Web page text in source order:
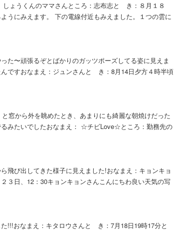
ょうくんのママさんところ：志布志と き：８月１８
うにみえます。 下の電線付近もみえました。１つの雲に
た〜頑張るぞとばかりのガッツポーズしてる姿に見えま
ですおなまえ：ジュンさんと き：8月14日夕方４時半頃
窓から外を眺めたとき、あまりにも綺麗な朝焼けだった
みたいでしたおなまえ： ☆チビLove☆ところ：勤務先の
飛び出してきた様子に見えました!おなまえ：キョンキョ
３日、12：30キョンキョンさんこんにちわ良い天気の写
!!!おなまえ：キタロウさんと き：7月18日19時17分と